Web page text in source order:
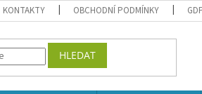
KONTAKTY OBCHODNÍ PODMÍNKY
HLEDAT